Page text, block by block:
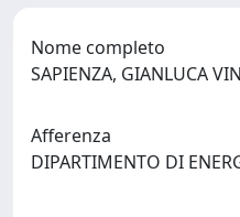
Nome completo
SAPIENZA, GIANLUCA
Afferenza
DIPARTIMENTO DI